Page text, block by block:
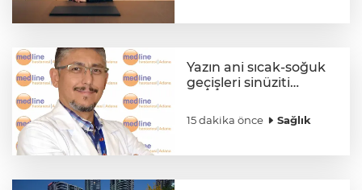
Yazın ani sıcak-soğuk
geçişleri sinüziti
15 dakika önce Sağlık